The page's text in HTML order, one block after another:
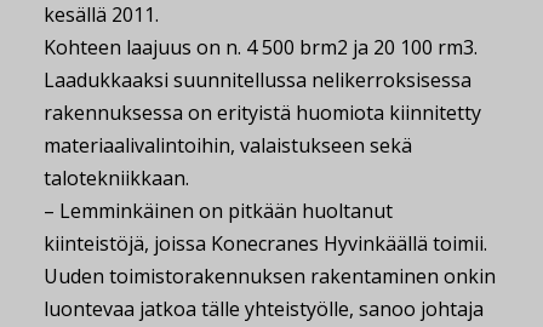
kesällä 2011.
Kohteen laajuus on n. 4 500 brm2 ja 20 100 rm3.
Laadukkaaksi suunnitellussa nelikerroksisessa
rakennuksessa on erityistä huomiota kiinnitetty
materiaalivalintoihin, valaistukseen sekä
talotekniikkaan.
– Lemminkäinen on pitkään huoltanut
kiinteistöjä, joissa Konecranes Hyvinkäällä toimii.
Uuden toimistorakennuksen rakentaminen onkin
luontevaa jatkoa tälle yhteistyölle, sanoo johtaja